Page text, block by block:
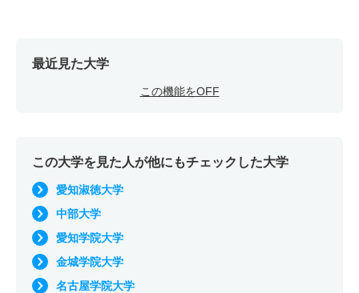
最近見た大学
この機能をOFF
この大学を見た人が他にもチェックした大学
愛知淑徳大学
中部大学
愛知学院大学
金城学院大学
名古屋学院大学